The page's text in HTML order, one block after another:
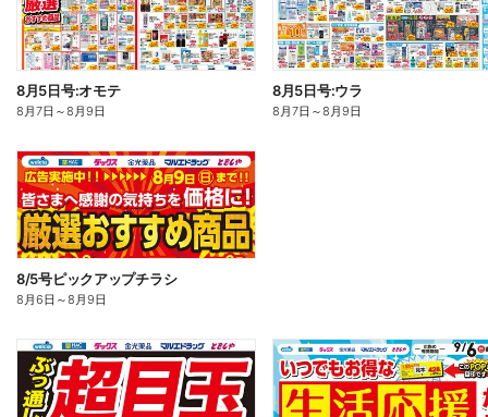
8月5日号:オモテ
8月7日 ～8月9日
8月5日号:ウラ
8月7日 ～8月9日
8/5号ピックアップチラシ
8月6日 ～8月9日